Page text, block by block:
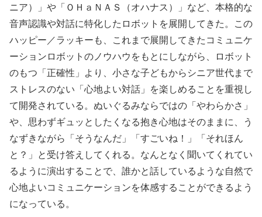
ニア）」や「ＯＨａＮＡＳ（オハナス）」など、本格的な
音声認識や対話に特化したロボットを展開してきた。この
ハッピー／ラッキーも、これまで展開してきたコミュニケ
ーションロボットのノウハウをもとにしながら、ロボット
のもつ「正確性」より、小さな子どもからシニア世代まで
ストレスのない「心地よい対話」を楽しめることを重視し
て開発されている。ぬいぐるみならではの「やわらかさ」
や、思わずギュッとしたくなる抱き心地はそのままに、う
なずきながら「そうなんだ」「すごいね！」「それほん
と？」と受け答えしてくれる。なんとなく聞いてくれてい
るように演出することで、誰かと話しているような自然で
心地よいコミュニケーションを体感することができるよう
になっている。